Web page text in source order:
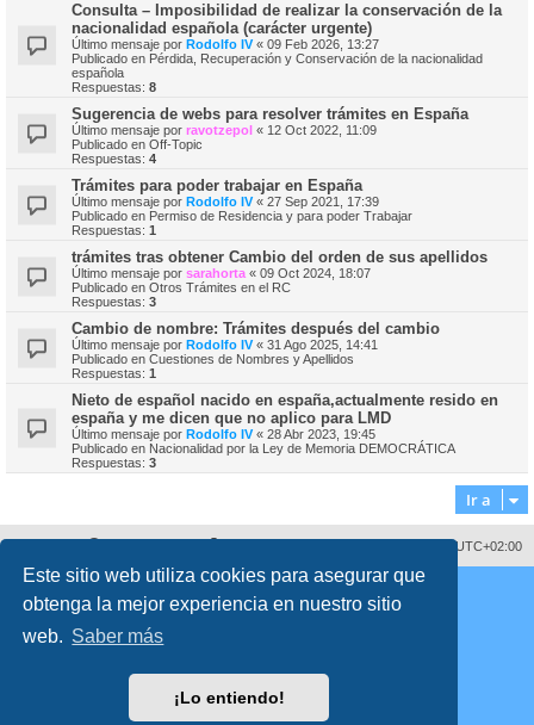
Este sitio web utiliza cookies para asegurar que
obtenga la mejor experiencia en nuestro sitio
web. Saber más
¡Lo entiendo!
Consulta – Imposibilidad de realizar la conservación de la
nacionalidad española (carácter urgente)
Último mensaje por Rodolfo IV« 09 Feb 2026, 13:27
Publicado en Pérdida, Recuperación y Conservación de la nacionalidad
española
Respuestas: 8
Sugerencia de webs para resolver trámites en España
Último mensaje por ravotzepol « 12 Oct 2022, 11:09
Publicado en Off-Topic
Respuestas: 4
Trámites para poder trabajar en España
Último mensaje por Rodolfo IV« 27 Sep 2021, 17:39
Publicado en Permiso de Residencia y para poder Trabajar
Respuestas: 1
trámites tras obtener Cambio del orden de sus apellidos
Último mensaje por sarahorta « 09 Oct 2024, 18:07
Publicado en Otros Trámites en el RC
Respuestas: 3
Cambio de nombre: Trámites después del cambio
Último mensaje por Rodolfo IV« 31 Ago 2025, 14:41
Publicado en Cuestiones de Nombres y Apellidos
Respuestas: 1
Nieto de español nacido en españa,actualmente resido en
españa y me dicen que no aplico para LMD
Último mensaje por Rodolfo IV« 28 Abr 2023, 19:45
Publicado en Nacionalidad por la Ley de Memoria DEMOCRÁTICA
Respuestas: 3
Ir a
UTC+02:00
Copyright © 2008 - 2026 www.fororegistrocivil.es Todos los derechos reservados.
Desarrollado porphpBB® Forum Software © phpBB Limited
Traducción al español por
Styleproflatpor ©Mazeltof2017
| Peak Memory Usage: 2.33 MiB | GZIP: Off |